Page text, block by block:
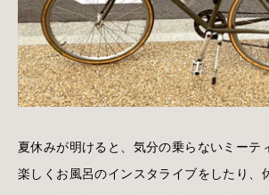
夏休みが明けると、気分の乗らないミーテ
楽しくお風呂のインスタライブをしたり、